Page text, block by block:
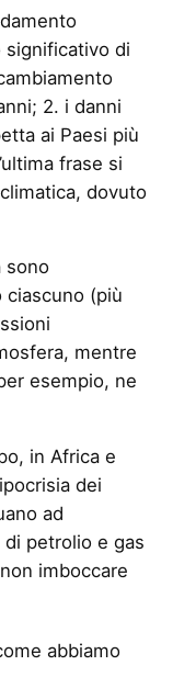
significativo di
2. i danni
ai Paesi più
frase si
dovuto
sono
ciascuno (più
mentre
esempio, ne
in Africa e
dei
ad
petrolio e gas
imboccare
abbiamo